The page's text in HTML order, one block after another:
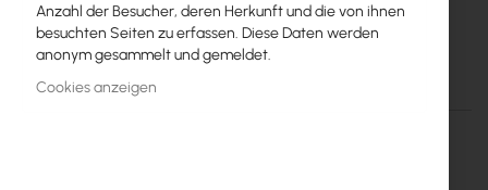
SXT 4G kit (RBSXTR&R11e-4G)
Einzelheiten Mehr Informationen
Anzahl der Besucher, deren Herkunft und die von ihnen
besuchten Seiten zu erfassen. Diese Daten werden
anonym gesammelt und gemeldet.
Cookies anzeigen